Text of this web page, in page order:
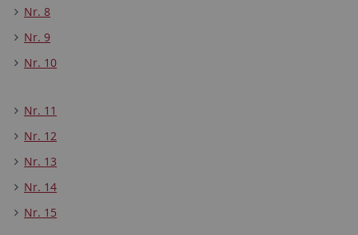
Nr. 8
Nr. 9
Nr. 10
Nr. 11
Nr. 12
Nr. 13
Nr. 14
Nr. 15